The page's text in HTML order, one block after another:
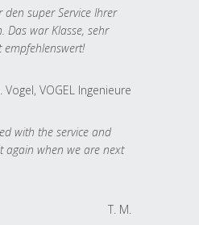
super Service Ihrer
Das war Klasse, sehr
Vogel, VOGEL Ingenieure
with the service and
again when we are next
T. M.